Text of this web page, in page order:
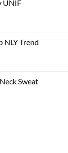
UNIF
NLY Trend
Sweat